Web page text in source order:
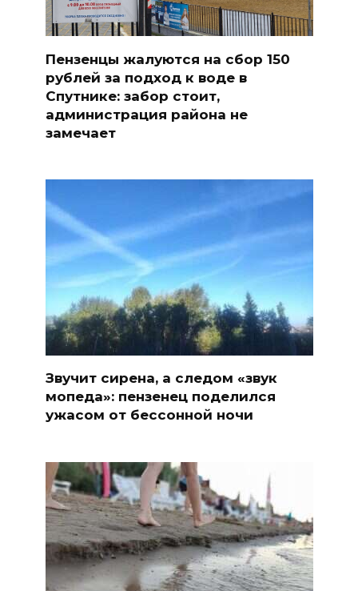
Пензенцы жалуются на сбор 150
рублей за подход к воде в
Спутнике: забор стоит,
администрация района не
замечает
Звучит сирена, а следом «звук
мопеда»: пензенец поделился
ужасом от бессонной ночи